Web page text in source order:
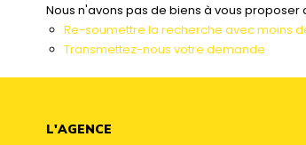
Nous n'avons pas de biens à vous
Re-soumettre la recherche avec moins
Transmettez-nous votre demande
L'AGENCE